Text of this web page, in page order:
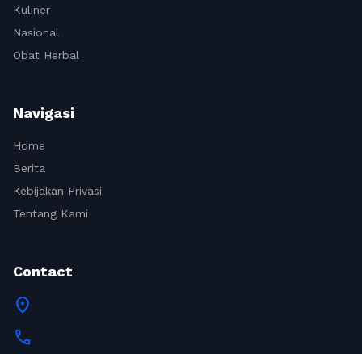
Kuliner
Nasional
Obat Herbal
Navigasi
Home
Berita
Kebijakan Privasi
Tentang Kami
Contact
location_on
call